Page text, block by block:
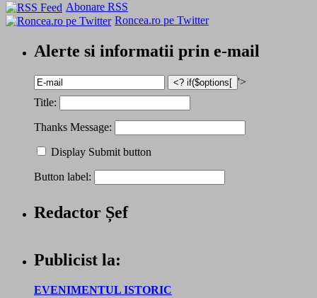
Abonare RSS
Roncea.ro pe Twitter
Alerte si informatii prin e-mail
'>
Title:
Thanks Message:
Display Submit button
Button label:
Redactor Șef
Publicist la:
EVENIMENTUL ISTORIC